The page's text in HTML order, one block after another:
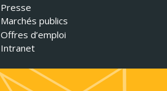
Presse
Marchés publics
Offres d’emploi
Intranet